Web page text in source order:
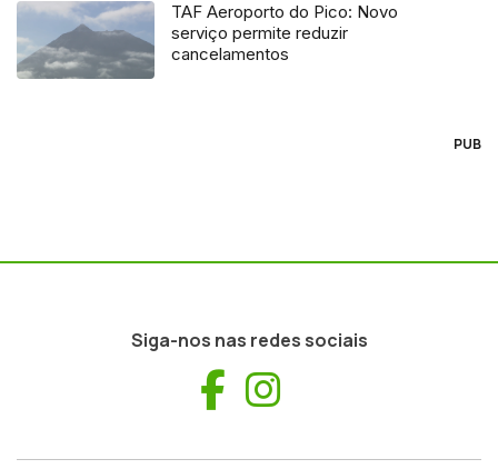
TAF Aeroporto do Pico: Novo
serviço permite reduzir
cancelamentos
PUB
Siga-nos nas redes sociais
Facebook